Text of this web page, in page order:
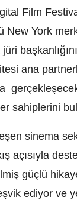
Film
New York
ana
sahiplerini
sinema
açısıyla
güçlü
ediyor ve